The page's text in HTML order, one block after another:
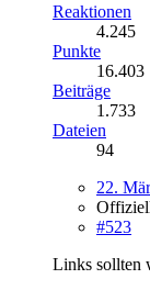
Reaktionen
4.245
Punkte
16.403
Beiträge
1.733
Dateien
94
22.
#523
Links sollten